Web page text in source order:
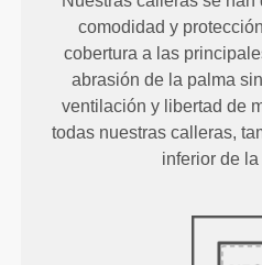
comodidad y
cobertura a las
abrasión de la palma
ventilación y libertad de
todas nuestras calleras,
inferior de